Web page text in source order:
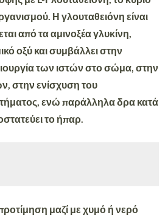
. Η γλουταθειόνη είναι
από τα αμινοξέα γλυκίνη,
οξύ καισυμβάλλει στην
των ιστών στο σώμα, στην
στην ενίσχυση του
ενώ παράλληλα δρα κατά
το ήπαρ.
μαζί με χυμό ή νερό